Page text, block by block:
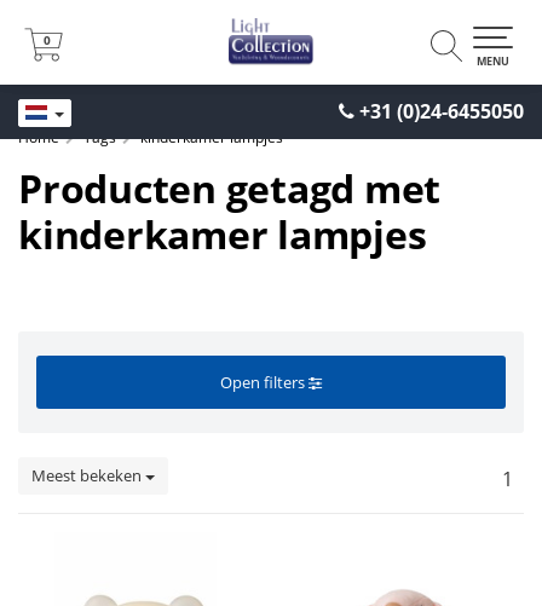
+31 (0)24-6455050
0
0
MENU
Home Tags kinderkamer lampjes
Producten getagd met
kinderkamer lampjes
Open filters
Meest bekeken 1